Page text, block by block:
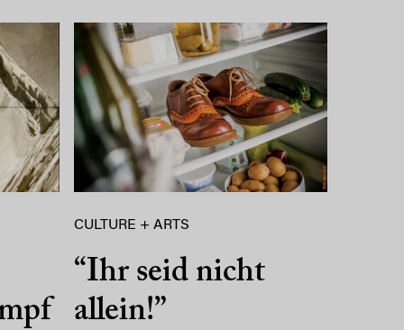
CULTURE + ARTS
“Ihr seid nicht
allein!”